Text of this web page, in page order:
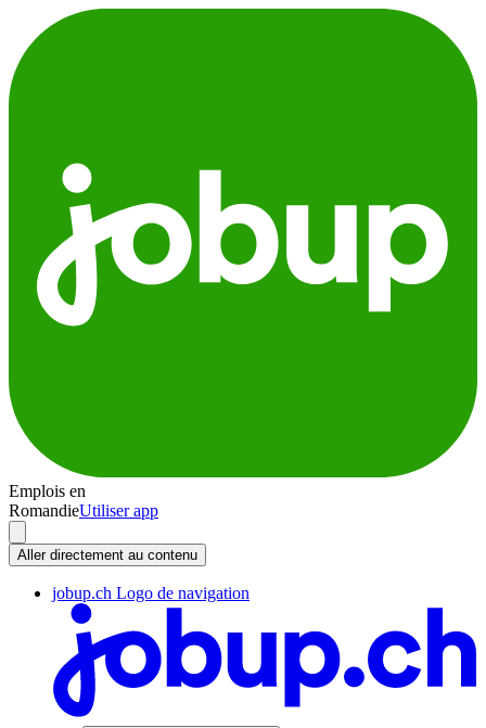
Emplois en
RomandieUtiliser app
Aller directement au contenu
jobup.ch Logo de navigation